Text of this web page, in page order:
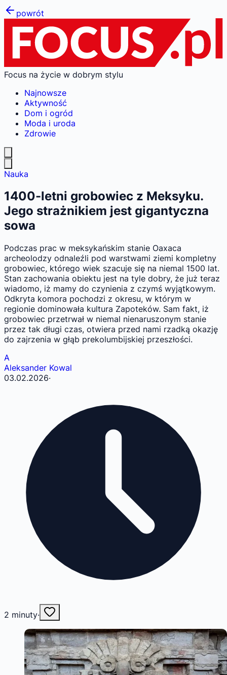
powrót
Focus na życie w dobrym stylu
Najnowsze
Aktywność
Dom i ogród
Moda i uroda
Zdrowie
Nauka
1400-letni grobowiec z Meksyku.
Jego strażnikiem jest gigantyczna
sowa
Podczas prac w meksykańskim stanie Oaxaca
archeolodzy odnaleźli pod warstwami ziemi kompletny
grobowiec, którego wiek szacuje się na niemal 1500 lat.
Stan zachowania obiektu jest na tyle dobry, że już teraz
wiadomo, iż mamy do czynienia z czymś wyjątkowym.
Odkryta komora pochodzi z okresu, w którym w
regionie dominowała kultura Zapoteków. Sam fakt, iż
grobowiec przetrwał w niemal nienaruszonym stanie
przez tak długi czas, otwiera przed nami rzadką okazję
do zajrzenia w głąb prekolumbijskiej przeszłości.
A
Aleksander Kowal
03.02.2026·
2 minuty·